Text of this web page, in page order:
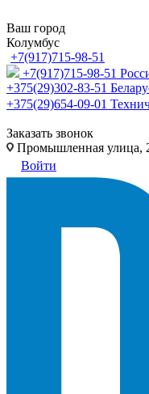
Ваш город
Колумбус
+7(917)715-98-51
+7(917)715-98-51
+375(29)302-83-51
+375(29)654-09-01
Заказать звонок
Промышленная улица,
Войти